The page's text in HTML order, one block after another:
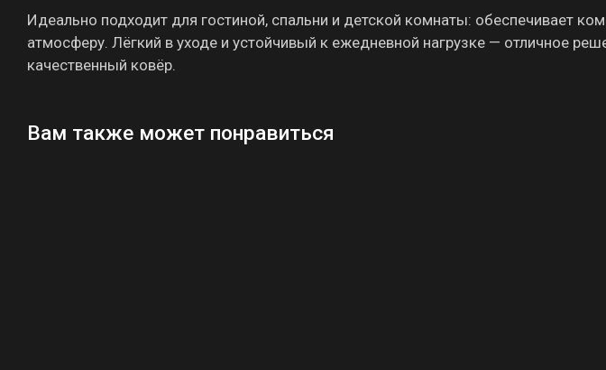
Идеально подходит для гостиной, спальни и детской комнаты: обеспечивает
атмосферу. Лёгкий в уходе и устойчивый к ежедневной нагрузке — отличное
качественный ковёр.
Вам также может понравиться